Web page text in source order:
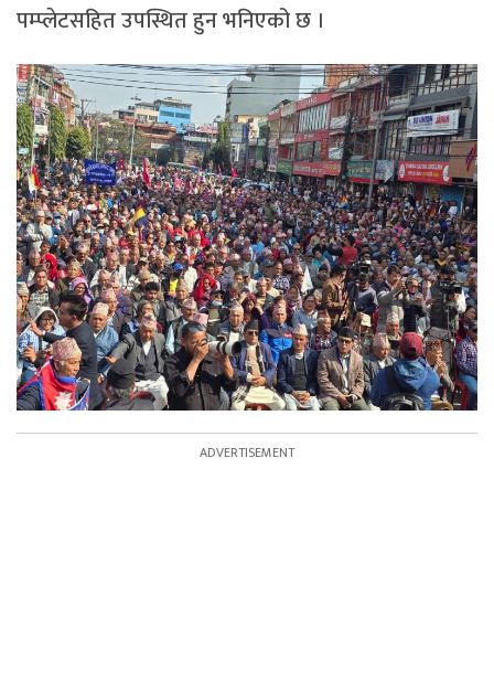
पम्प्लेटसहित उपस्थित हुन भनिएको छ ।